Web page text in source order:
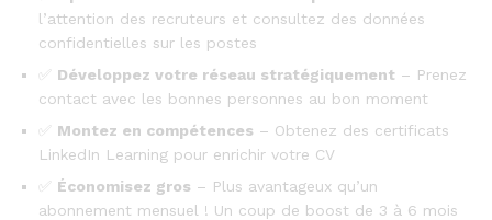
l’attention des recruteurs et consultez des données
confidentielles sur les postes
Développez votre réseau stratégiquement – Prenez
contact avec les bonnes personnes au bon moment
Montez en compétences – Obtenez des certificats
LinkedIn Learning pour enrichir votre CV
Économisez gros – Plus avantageux qu’un
abonnement mensuel ! Un coup de boost de 3 à 6 mois